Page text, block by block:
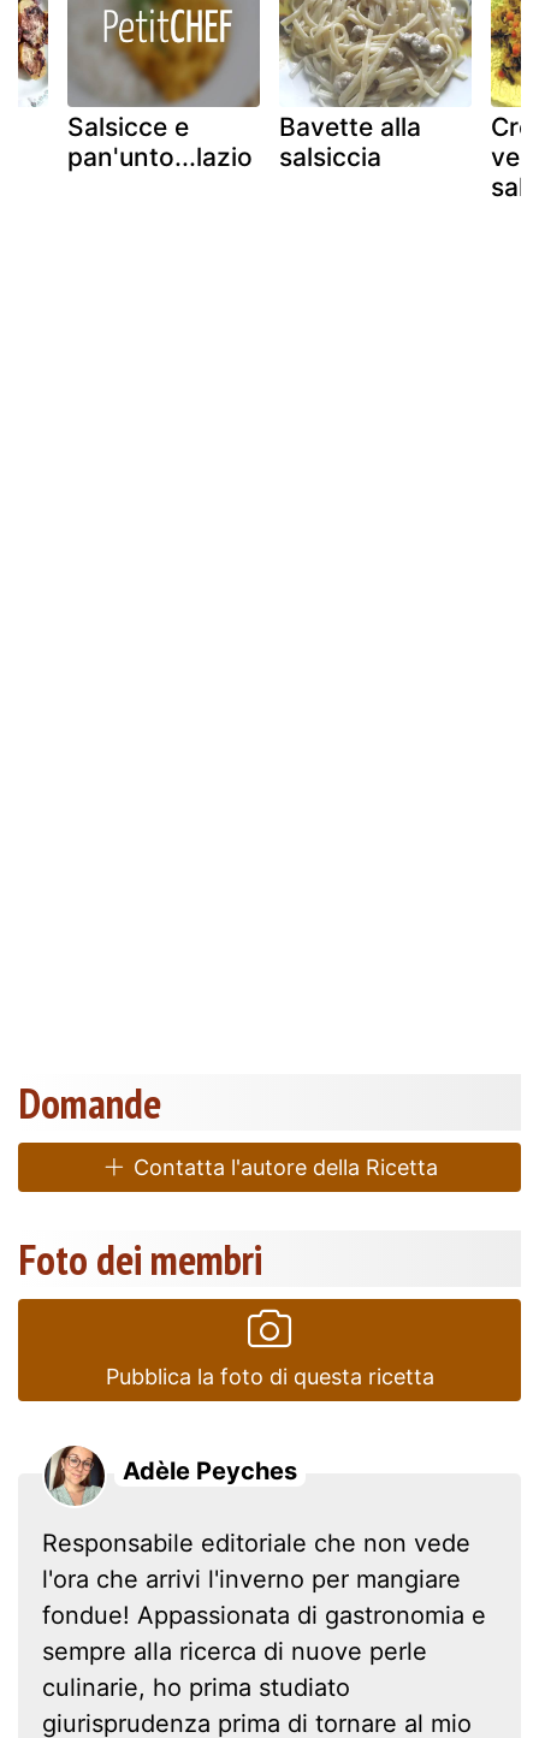
Salsicce e
pan'unto...lazio
Bavette alla
salsiccia
Domande
Contatta l'autore della Ricetta
Foto dei membri
Pubblica la foto di questa ricetta
Adèle Peyches
Responsabile editoriale che non vede
l'ora che arrivi l'inverno per mangiare
fondue! Appassionata di gastronomia e
sempre alla ricerca di nuove perle
culinarie, ho prima studiato
giurisprudenza prima di tornare al mio